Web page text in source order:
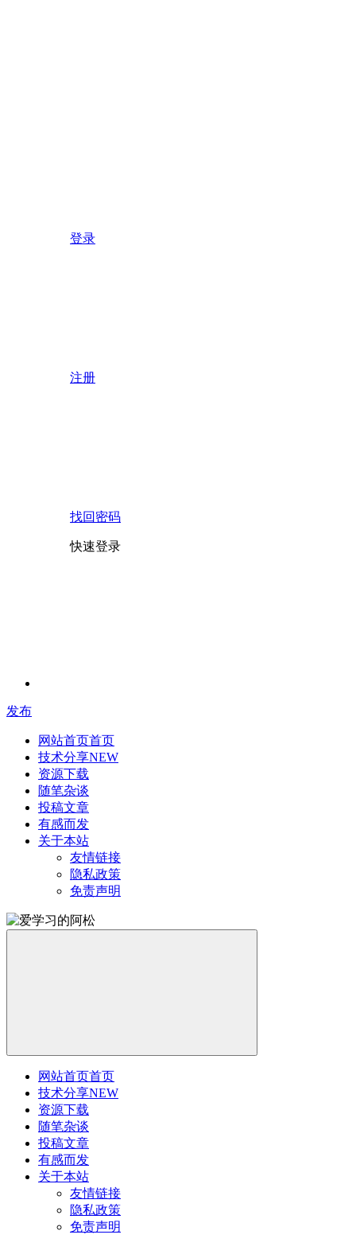
登录
注册
找回密码
快速登录
发布
网站首页首页
技术分享NEW
资源下载
随笔杂谈
投稿文章
有感而发
关于本站
友情链接
隐私政策
免责声明
网站首页首页
技术分享NEW
资源下载
随笔杂谈
投稿文章
有感而发
关于本站
友情链接
隐私政策
免责声明